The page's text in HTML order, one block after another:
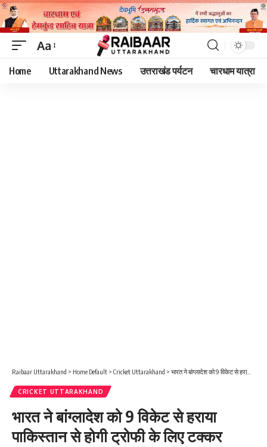
Font
Resizer
Aa
Home Uttarakhand News उत्तराखंड पर्यटन चारधाम यात्रा
Raibaar Uttarakhand > Home Default > Cricket Uttarakhand > भारत ने बांग्लादेश को 9 विकेट से हराया पाकिस्तान से होगी ट्रोफी के लिए टक्कर
CRICKET UTTARAKHAND
भारत ने बांग्लादेश को 9 विकेट से हराया
पाकिस्तान से होगी ट्रोफी के लिए टक्कर